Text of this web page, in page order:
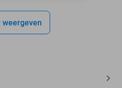
weergeven